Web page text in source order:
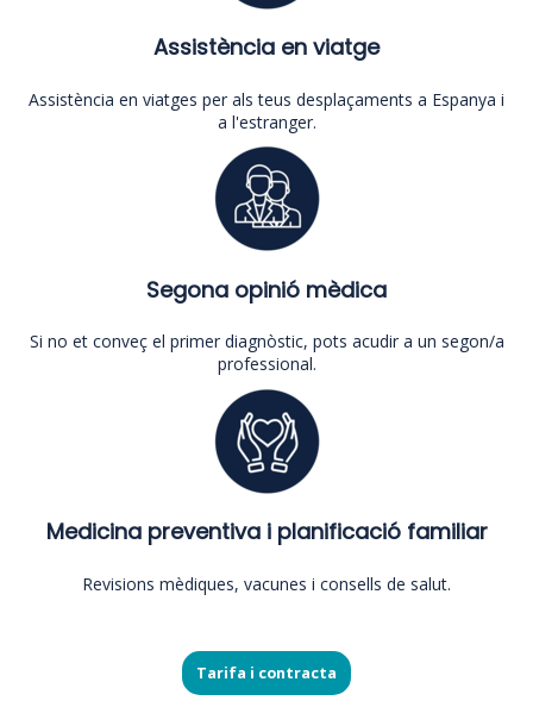
Assistència en viatge
Assistència en viatges per als teus desplaçaments a Espanya i
a l'estranger.
Segona opinió mèdica
Si no et conveç el primer diagnòstic, pots acudir a un segon/a
professional.
Medicina preventiva i planificació familiar
Revisions mèdiques, vacunes i consells de salut.
Tarifa i contracta